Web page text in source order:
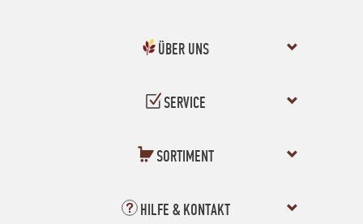
ÜBER UNS
SERVICE
SORTIMENT
HILFE & KONTAKT